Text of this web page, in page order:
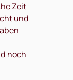
Zeit
und
noch